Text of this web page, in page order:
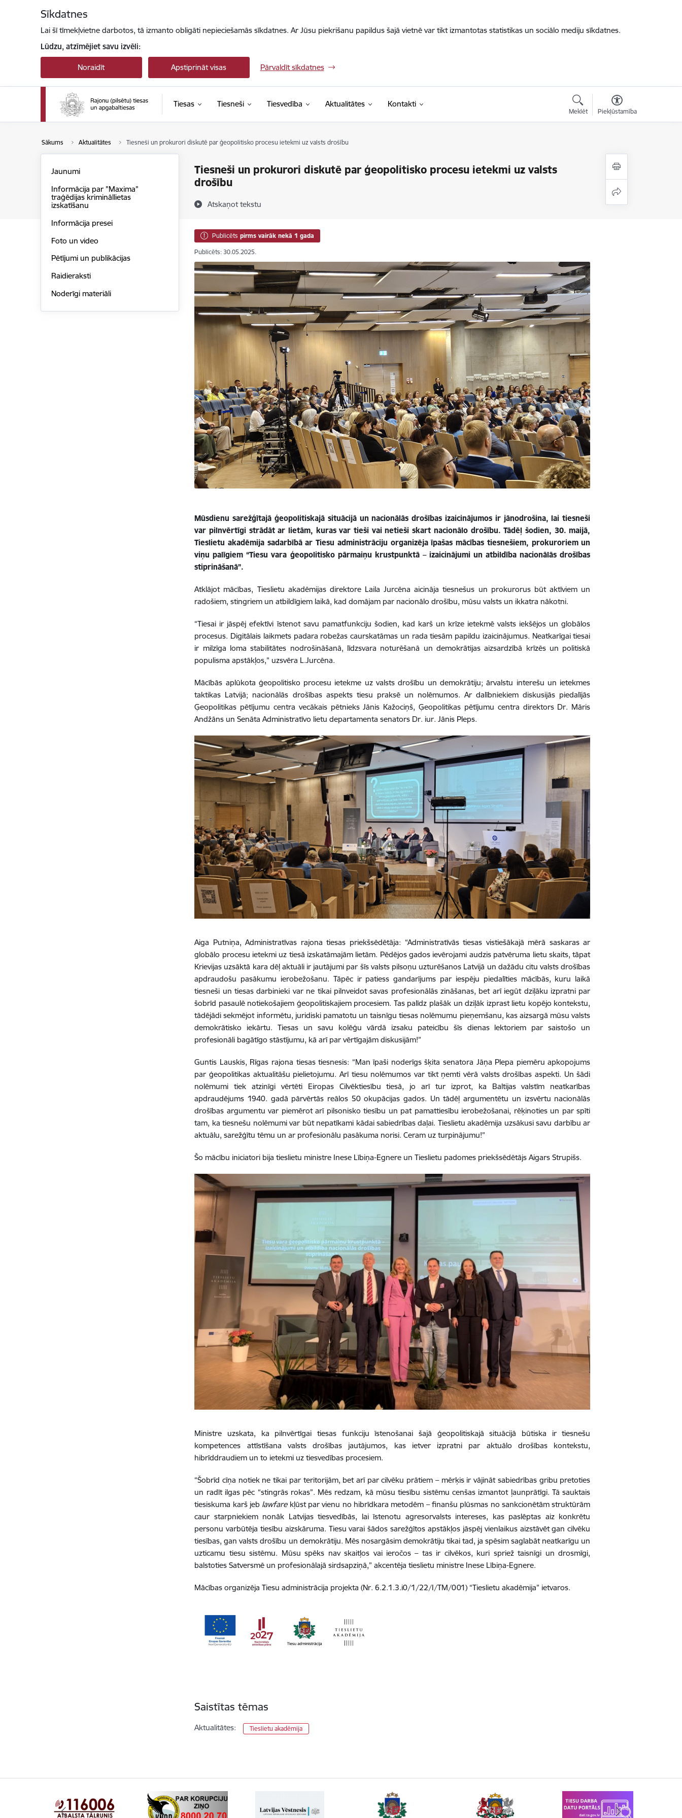
Sīkdatnes
Lai šī tīmekļvietne darbotos, tā izmanto obligāti nepieciešamās sīkdatnes. Ar Jūsu piekrišanu papildus šajā vietnē var tikt izmantotas statistikas un sociālo mediju sīkdatnes.
Lūdzu, atzīmējiet savu izvēli:
Noraidīt Apstiprināt visas Pārvaldīt sīkdatnes
Tiesas Tiesneši Tiesvedība Aktualitātes Kontakti
Meklēt Piekļūstamība
Sākums Aktualitātes Tiesneši un prokurori diskutē par ģeopolitisko procesu ietekmi uz valsts drošību
Tiesneši un prokurori diskutē par ģeopolitisko procesu ietekmi uz valsts
drošību
Atskaņot tekstu
Jaunumi
Informācija par "Maxima"
traģēdijas krimināllietas
izskatīšanu
Informācija presei
Foto un video
Pētījumi un publikācijas
Raidieraksti
Noderīgi materiāli
Publicēts pirms vairāk nekā 1 gada
Publicēts: 30.05.2025.
Mūsdienu sarežģītajā ģeopolitiskajā situācijā un nacionālās drošības izaicinājumos ir jānodrošina, lai tiesneši
var pilnvērtīgi strādāt ar lietām, kuras var tieši vai netieši skart nacionālo drošību. Tādēļ šodien, 30. maijā,
Tieslietu akadēmija sadarbībā ar Tiesu administrāciju organizēja īpašas mācības tiesnešiem, prokuroriem un
viņu palīgiem “Tiesu vara ģeopolitisko pārmaiņu krustpunktā – izaicinājumi un atbildība nacionālās drošības
stiprināšanā”.
Atklājot mācības, Tieslietu akadēmijas direktore Laila Jurcēna aicināja tiesnešus un prokurorus būt aktīviem un
radošiem, stingriem un atbildīgiem laikā, kad domājam par nacionālo drošību, mūsu valsts un ikkatra nākotni.
“Tiesai ir jāspēj efektīvi īstenot savu pamatfunkciju šodien, kad karš un krīze ietekmē valsts iekšējos un globālos
procesus. Digitālais laikmets padara robežas caurskatāmas un rada tiesām papildu izaicinājumus. Neatkarīgai tiesai
ir milzīga loma stabilitātes nodrošināšanā, līdzsvara noturēšanā un demokrātijas aizsardzībā krīzēs un politiskā
populisma apstākļos,” uzsvēra L.Jurcēna.
Mācībās aplūkota ģeopolitisko procesu ietekme uz valsts drošību un demokrātiju; ārvalstu interešu un ietekmes
taktikas Latvijā; nacionālās drošības aspekts tiesu praksē un nolēmumos. Ar dalībniekiem diskusijās piedalījās
Ģeopolitikas pētījumu centra vecākais pētnieks Jānis Kažociņš, Ģeopolitikas pētījumu centra direktors Dr. Māris
Andžāns un Senāta Administratīvo lietu departamenta senators Dr. iur. Jānis Pleps.
Aiga Putniņa, Administratīvas rajona tiesas priekšsēdētāja: “Administratīvās tiesas vistiešākajā mērā saskaras ar
globālo procesu ietekmi uz tiesā izskatāmajām lietām. Pēdējos gados ievērojami audzis patvēruma lietu skaits, tāpat
Krievijas uzsāktā kara dēļ aktuāli ir jautājumi par šīs valsts pilsoņu uzturēšanos Latvijā un dažādu citu valsts drošības
apdraudošu pasākumu ierobežošanu. Tāpēc ir patiess gandarījums par iespēju piedalīties mācībās, kuru laikā
tiesneši un tiesas darbinieki var ne tikai pilnveidot savas profesionālās zināšanas, bet arī iegūt dziļāku izpratni par
šobrīd pasaulē notiekošajiem ģeopolitiskajiem procesiem. Tas palīdz plašāk un dziļāk izprast lietu kopējo kontekstu,
tādējādi sekmējot informētu, juridiski pamatotu un taisnīgu tiesas nolēmumu pieņemšanu, kas aizsargā mūsu valsts
demokrātisko iekārtu. Tiesas un savu kolēģu vārdā izsaku pateicību šīs dienas lektoriem par saistošo un
profesionāli bagātīgo stāstījumu, kā arī par vērtīgajām diskusijām!”
Guntis Lauskis, Rīgas rajona tiesas tiesnesis: “Man īpaši noderīgs šķita senatora Jāņa Plepa piemēru apkopojums
par ģeopolitikas aktualitāšu pielietojumu. Arī tiesu nolēmumos var tikt ņemti vērā valsts drošības aspekti. Un šādi
nolēmumi tiek atzinīgi vērtēti Eiropas Cilvēktiesību tiesā, jo arī tur izprot, ka Baltijas valstīm neatkarības
apdraudējums 1940. gadā pārvērtās reālos 50 okupācijas gados. Un tādēļ argumentētu un izsvērtu nacionālās
drošības argumentu var piemērot arī pilsonisko tiesību un pat pamattiesību ierobežošanai, rēķinoties un par spīti
tam, ka tiesnešu nolēmumi var būt nepatīkami kādai sabiedrības daļai. Tieslietu akadēmija uzsākusi savu darbību ar
aktuālu, sarežģītu tēmu un ar profesionālu pasākuma norisi. Ceram uz turpinājumu!”
Šo mācību iniciatori bija tieslietu ministre Inese Lībiņa-Egnere un Tieslietu padomes priekšsēdētājs Aigars Strupišs.
Ministre uzskata, ka pilnvērtīgai tiesas funkciju īstenošanai šajā ģeopolitiskajā situācijā būtiska ir tiesnešu
kompetences attīstīšana valsts drošības jautājumos, kas ietver izpratni par aktuālo drošības kontekstu,
hibrīddraudiem un to ietekmi uz tiesvedības procesiem.
“Šobrīd cīņa notiek ne tikai par teritorijām, bet arī par cilvēku prātiem – mērķis ir vājināt sabiedrības gribu pretoties
un radīt ilgas pēc “stingrās rokas”. Mēs redzam, kā mūsu tiesību sistēmu cenšas izmantot ļaunprātīgi. Tā sauktais
tiesiskuma karš jeb lawfare kļūst par vienu no hibrīdkara metodēm – finanšu plūsmas no sankcionētām struktūrām
caur starpniekiem nonāk Latvijas tiesvedībās, lai īstenotu agresorvalsts intereses, kas paslēptas aiz konkrētu
personu varbūtēja tiesību aizskāruma. Tiesu varai šādos sarežģītos apstākļos jāspēj vienlaikus aizstāvēt gan cilvēku
tiesības, gan valsts drošību un demokrātiju. Mēs nosargāsim demokrātiju tikai tad, ja spēsim saglabāt neatkarīgu un
uzticamu tiesu sistēmu. Mūsu spēks nav skaitļos vai ieročos – tas ir cilvēkos, kuri spriež taisnīgi un drosmīgi,
balstoties Satversmē un profesionālajā sirdsapziņā,” akcentēja tieslietu ministre Inese Lībiņa-Egnere.
Mācības organizēja Tiesu administrācija projekta (Nr. 6.2.1.3.i0/1/22/I/TM/001) “Tieslietu akadēmija” ietvaros.
Saistītas tēmas
Aktualitātes: Tieslietu akadēmija